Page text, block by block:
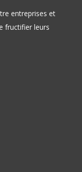
entreprises et
fructifier leurs